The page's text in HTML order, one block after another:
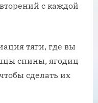
с каждой
тяги, где вы
спины, ягодиц
сделать их